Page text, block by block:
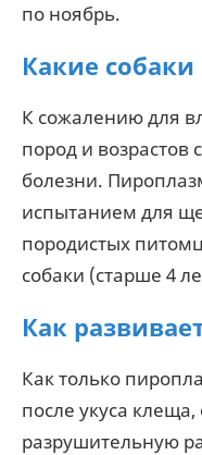
по ноябрь.
Какие
К сожалению для
пород и возрастов
болезни.
испытанием для
породистых
собаки (старше 4
Как
Как только
после укуса
разрушительную